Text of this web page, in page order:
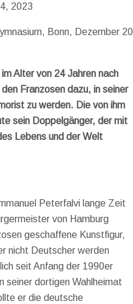
2023
Alter von 24 Jahren nach
Franzosen dazu, in seiner
zu werden. Die von ihm
sein Doppelgänger, der mit
Lebens und der Welt
Peterfalvi lange Zeit
von Hamburg
geschaffene Kunstfigur,
nicht Deutscher werden
seit Anfang der 1990er
seiner dortigen Wahlheimat
er die deutsche